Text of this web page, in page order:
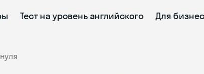
Тест на уровень английского Для